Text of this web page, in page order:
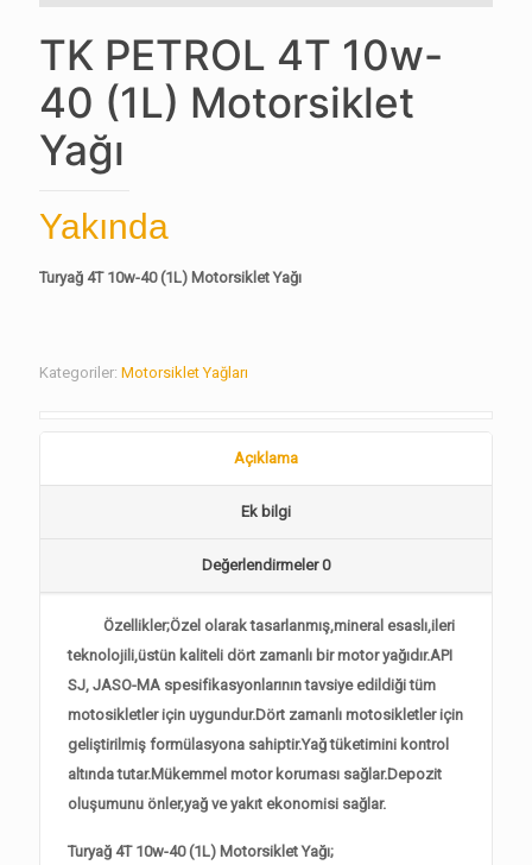
TK PETROL 4T 10w-
40 (1L) Motorsiklet
Yağı
Yakında
Turyağ 4T 10w-40 (1L) Motorsiklet Yağı
Kategoriler: Motorsiklet Yağları
Açıklama
Ek bilgi
Değerlendirmeler0
Özellikler;Özel olarak tasarlanmış,mineral esaslı,ileri
teknolojili,üstün kaliteli dört zamanlı bir motor yağıdır.API
SJ, JASO-MA spesifikasyonlarının tavsiye edildiği tüm
motosikletler için uygundur.Dört zamanlı motosikletler için
geliştirilmiş formülasyona sahiptir.Yağ tüketimini kontrol
altında tutar.Mükemmel motor koruması sağlar.Depozit
oluşumunu önler,yağ ve yakıt ekonomisi sağlar.
Turyağ 4T 10w-40 (1L) Motorsiklet Yağı;